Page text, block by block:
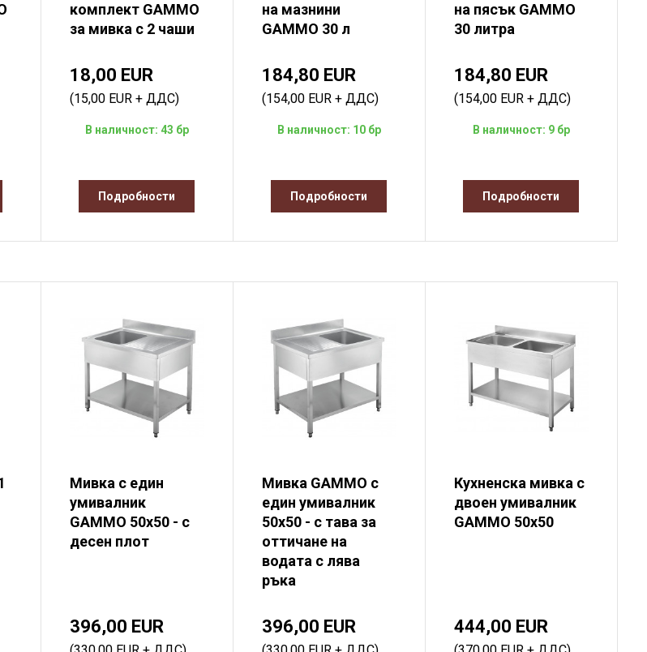
комплект GAMMO
за мивка с 2 чаши
18,00 EUR
(15,00 EUR + ДДС)
В наличност: 43 бр
Подробности
на мазнини
GAMMO 30 л
184,80 EUR
(154,00 EUR + ДДС)
В наличност: 10 бр
Подробности
на пясък GAMMO
30 литра
184,80 EUR
(154,00 EUR + ДДС)
В наличност: 9 бр
Подробности
Мивка с един
умивалник
GAMMO 50x50 - с
десен плот
396,00 EUR
Мивка GAMMO с
един умивалник
50x50 - с тава за
оттичане на
водата с лява
ръка
396,00 EUR
Кухненска мивка с
двоен умивалник
GAMMO 50x50
444,00 EUR